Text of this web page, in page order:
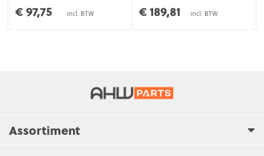
€ 97,75 incl. BTW € 189,81 incl. BTW
Assortiment